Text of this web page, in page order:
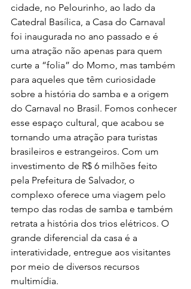
cidade, no Pelourinho, ao lado da
Catedral Basílica, a Casa do Carnaval
foi inaugurada no ano passado e é
uma atração não apenas para quem
curte a “folia” do Momo, mas também
para aqueles que têm curiosidade
sobre a história do samba e a origem
do Carnaval no Brasil. Fomos conhecer
esse espaço cultural, que acabou se
tornando uma atração para turistas
brasileiros e estrangeiros. Com um
investimento de R$ 6 milhões feito
pela Prefeitura de Salvador, o
complexo oferece uma viagem pelo
tempo das rodas de samba e também
retrata a história dos trios elétricos. O
grande diferencial da casa é a
interatividade, entregue aos visitantes
por meio de diversos recursos
multimídia.